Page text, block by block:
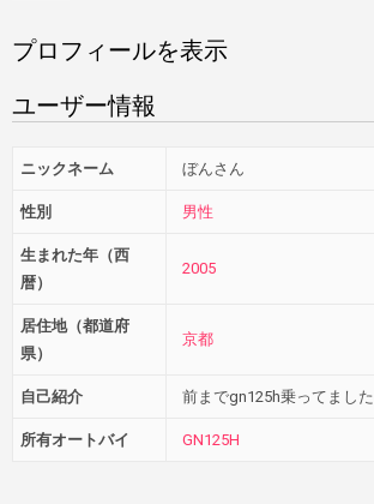
プロフィールを表示
ユーザー情報
ニックネーム ぼんさん
性別 男性
生まれた年（西
暦）
2005
居住地（都道府
県）
京都
自己紹介 前までgn125h乗ってました
所有オートバイ GN125H